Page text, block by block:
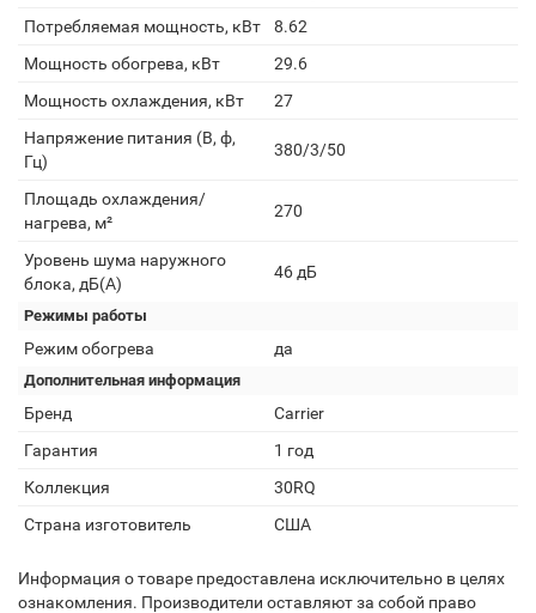
Потребляемая мощность, кВт
8.62
Мощность обогрева, кВт
29.6
Мощность охлаждения, кВт
27
Напряжение питания (В, ф,
Гц)
380/3/50
Площадь охлаждения/
нагрева, м²
270
Уровень шума наружного
блока, дБ(А)
46 дБ
Режимы работы
Режим обогрева да
Дополнительная информация
Бренд
Carrier
Гарантия
1 год
Коллекция
30RQ
Страна изготовитель
США
Информация о товаре предоставлена исключительно в целях
ознакомления. Производители оставляют за собой право